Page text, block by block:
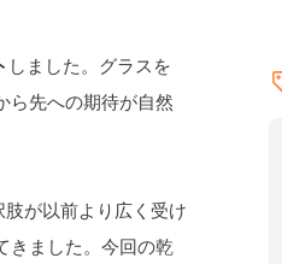
しました。グラスを
ら先への期待が自然
が以前より広く受け
きました。今回の乾